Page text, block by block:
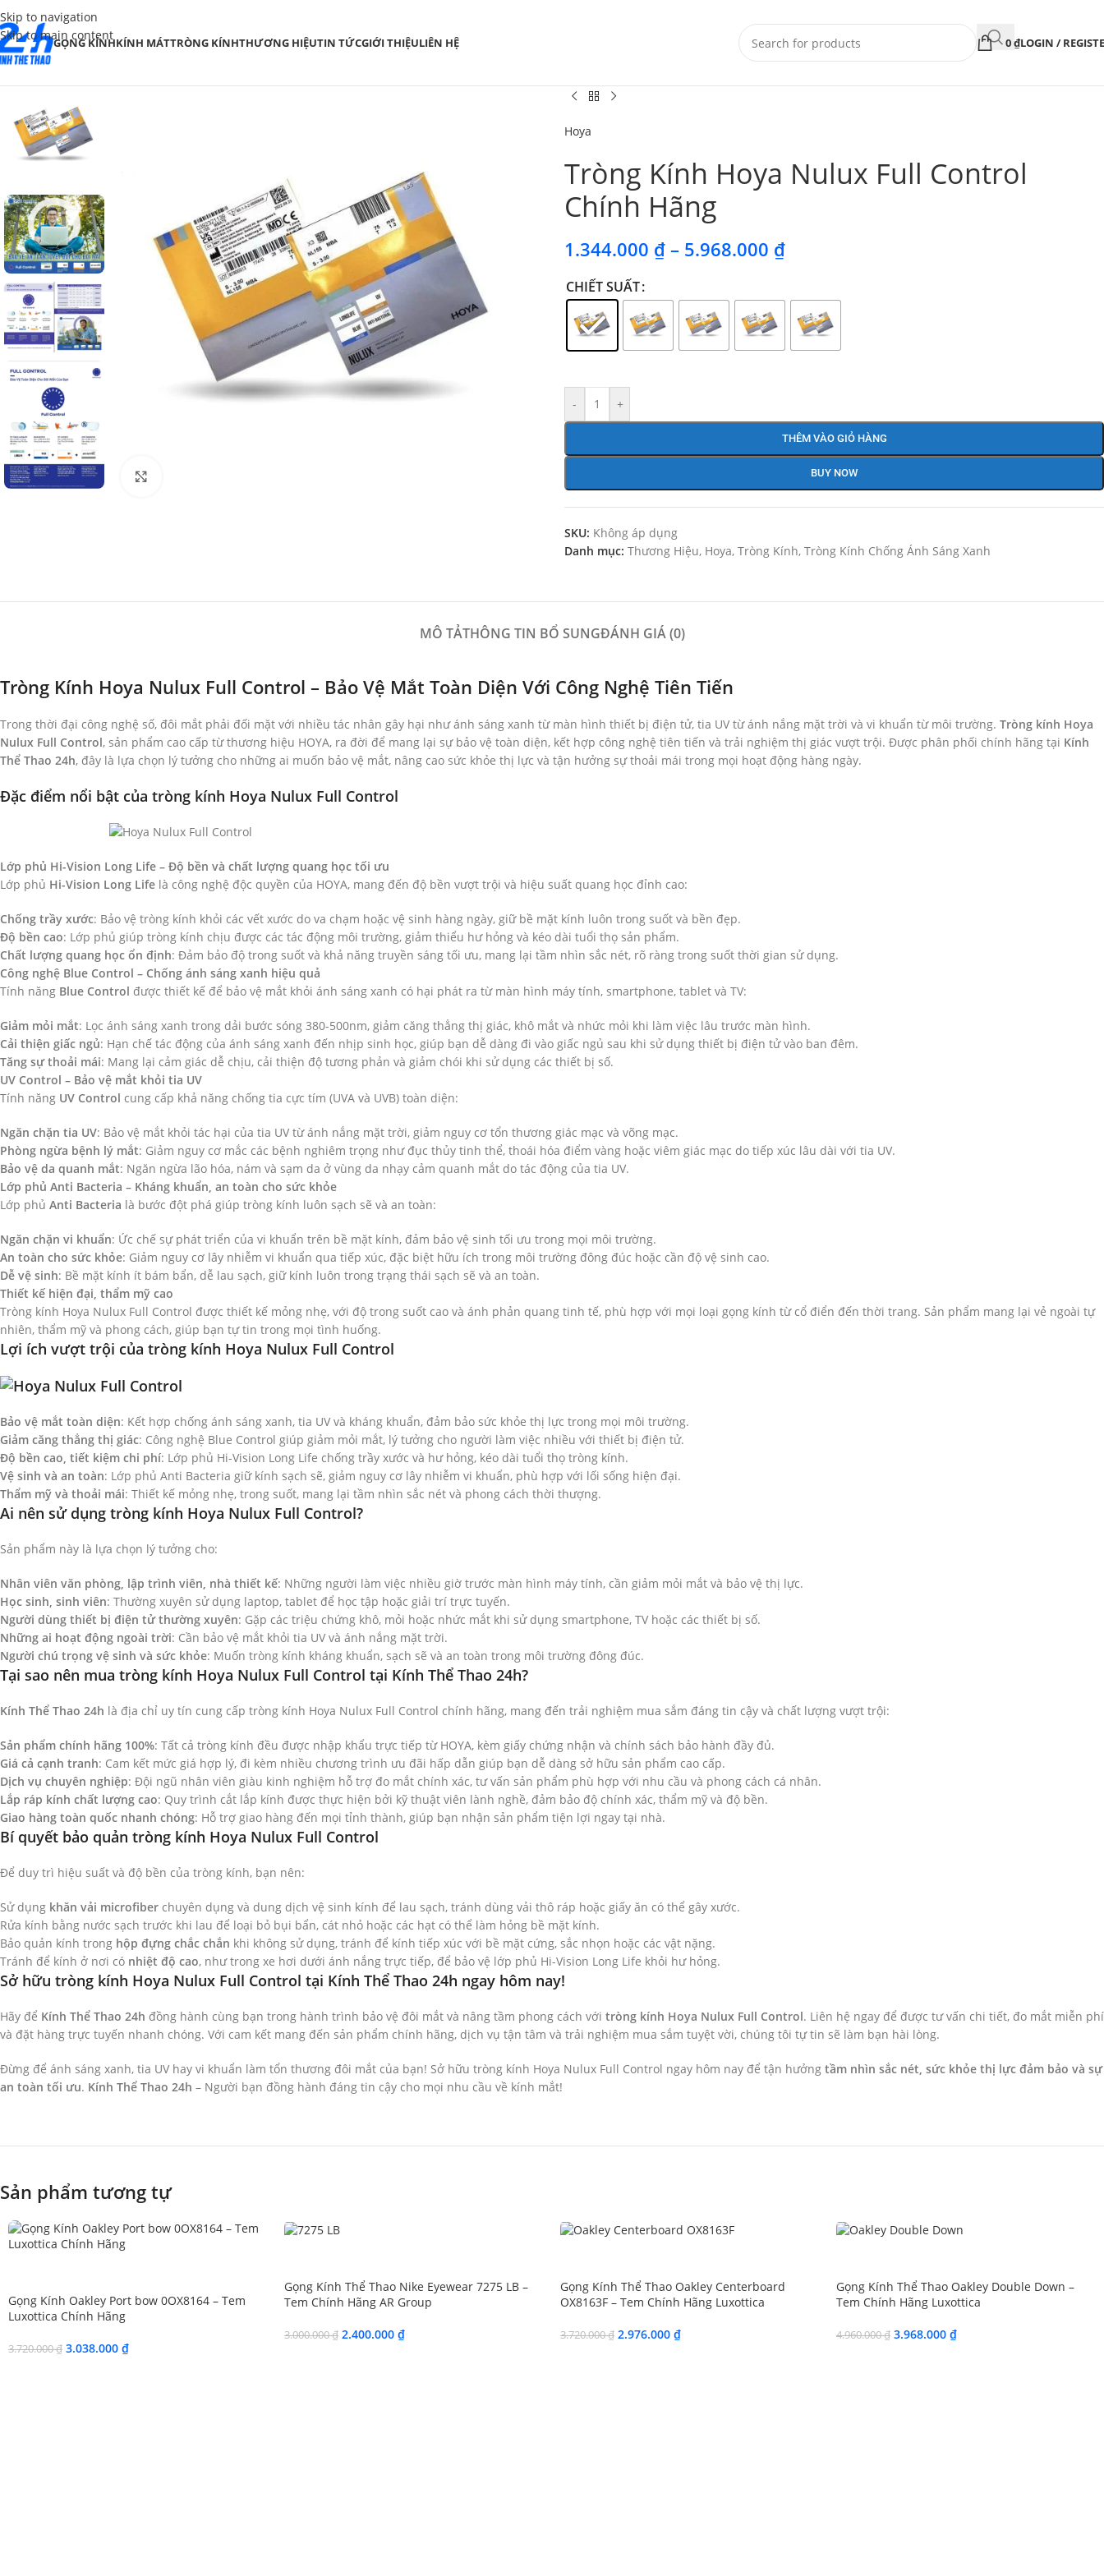
Skip to navigation
Skip to main content
GỌNG KÍNHKÍNH MÁTTRÒNG KÍNHTHƯƠNG HIỆUTIN TỨCGIỚI THIỆULIÊN HỆ 0₫LOGIN /
Hoya
Tròng Kính Hoya Nulux Full Control
Chính Hãng
1.344.000 ₫ – 5.968.000 ₫
CHIẾT SUẤT
- +
THÊM VÀO GIỎ HÀNG
BUY NOW
SKU: Không áp dụng
Danh mục: Thương Hiệu, Hoya, Tròng Kính, Tròng Kính Chống Ánh Sáng Xanh
MÔ TẢTHÔNG TIN BỔ SUNGĐÁNH GIÁ (0)
Tròng Kính Hoya Nulux Full Control – Bảo Vệ Mắt Toàn Diện Với Công Nghệ Tiên Tiến
Trong thời đại công nghệ số, đôi mắt phải đối mặt với nhiều tác nhân gây hại như ánh sáng xanh từ màn hình thiết bị điện tử, tia UV từ ánh nắng mặt trời và vi khuẩn từ môi trường. Tròng kính Hoya
Nulux Full Control, sản phẩm cao cấp từ thương hiệu HOYA, ra đời để mang lại sự bảo vệ toàn diện, kết hợp công nghệ tiên tiến và trải nghiệm thị giác vượt trội. Được phân phối chính hãng tại Kính
Thể Thao 24h, đây là lựa chọn lý tưởng cho những ai muốn bảo vệ mắt, nâng cao sức khỏe thị lực và tận hưởng sự thoải mái trong mọi hoạt động hàng ngày.
Đặc điểm nổi bật của tròng kính Hoya Nulux Full Control
Lớp phủ Hi-Vision Long Life – Độ bền và chất lượng quang học tối ưu
Lớp phủ Hi-Vision Long Life là công nghệ độc quyền của HOYA, mang đến độ bền vượt trội và hiệu suất quang học đỉnh cao:
Chống trầy xước: Bảo vệ tròng kính khỏi các vết xước do va chạm hoặc vệ sinh hàng ngày, giữ bề mặt kính luôn trong suốt và bền đẹp.
Độ bền cao: Lớp phủ giúp tròng kính chịu được các tác động môi trường, giảm thiểu hư hỏng và kéo dài tuổi thọ sản phẩm.
Chất lượng quang học ổn định: Đảm bảo độ trong suốt và khả năng truyền sáng tối ưu, mang lại tầm nhìn sắc nét, rõ ràng trong suốt thời gian sử dụng.
Công nghệ Blue Control – Chống ánh sáng xanh hiệu quả
Tính năng Blue Control được thiết kế để bảo vệ mắt khỏi ánh sáng xanh có hại phát ra từ màn hình máy tính, smartphone, tablet và TV:
Giảm mỏi mắt: Lọc ánh sáng xanh trong dải bước sóng 380-500nm, giảm căng thẳng thị giác, khô mắt và nhức mỏi khi làm việc lâu trước màn hình.
Cải thiện giấc ngủ: Hạn chế tác động của ánh sáng xanh đến nhịp sinh học, giúp bạn dễ dàng đi vào giấc ngủ sau khi sử dụng thiết bị điện tử vào ban đêm.
Tăng sự thoải mái: Mang lại cảm giác dễ chịu, cải thiện độ tương phản và giảm chói khi sử dụng các thiết bị số.
UV Control – Bảo vệ mắt khỏi tia UV
Tính năng UV Control cung cấp khả năng chống tia cực tím (UVA và UVB) toàn diện:
Ngăn chặn tia UV: Bảo vệ mắt khỏi tác hại của tia UV từ ánh nắng mặt trời, giảm nguy cơ tổn thương giác mạc và võng mạc.
Phòng ngừa bệnh lý mắt: Giảm nguy cơ mắc các bệnh nghiêm trọng như đục thủy tinh thể, thoái hóa điểm vàng hoặc viêm giác mạc do tiếp xúc lâu dài với tia UV.
Bảo vệ da quanh mắt: Ngăn ngừa lão hóa, nám và sạm da ở vùng da nhạy cảm quanh mắt do tác động của tia UV.
Lớp phủ Anti Bacteria – Kháng khuẩn, an toàn cho sức khỏe
Lớp phủ Anti Bacteria là bước đột phá giúp tròng kính luôn sạch sẽ và an toàn:
Ngăn chặn vi khuẩn: Ức chế sự phát triển của vi khuẩn trên bề mặt kính, đảm bảo vệ sinh tối ưu trong mọi môi trường.
An toàn cho sức khỏe: Giảm nguy cơ lây nhiễm vi khuẩn qua tiếp xúc, đặc biệt hữu ích trong môi trường đông đúc hoặc cần độ vệ sinh cao.
Dễ vệ sinh: Bề mặt kính ít bám bẩn, dễ lau sạch, giữ kính luôn trong trạng thái sạch sẽ và an toàn.
Thiết kế hiện đại, thẩm mỹ cao
Tròng kính Hoya Nulux Full Control được thiết kế mỏng nhẹ, với độ trong suốt cao và ánh phản quang tinh tế, phù hợp với mọi loại gọng kính từ cổ điển đến thời trang. Sản phẩm mang lại vẻ ngoài tự
nhiên, thẩm mỹ và phong cách, giúp bạn tự tin trong mọi tình huống.
Lợi ích vượt trội của tròng kính Hoya Nulux Full Control
Bảo vệ mắt toàn diện: Kết hợp chống ánh sáng xanh, tia UV và kháng khuẩn, đảm bảo sức khỏe thị lực trong mọi môi trường.
Giảm căng thẳng thị giác: Công nghệ Blue Control giúp giảm mỏi mắt, lý tưởng cho người làm việc nhiều với thiết bị điện tử.
Độ bền cao, tiết kiệm chi phí: Lớp phủ Hi-Vision Long Life chống trầy xước và hư hỏng, kéo dài tuổi thọ tròng kính.
Vệ sinh và an toàn: Lớp phủ Anti Bacteria giữ kính sạch sẽ, giảm nguy cơ lây nhiễm vi khuẩn, phù hợp với lối sống hiện đại.
Thẩm mỹ và thoải mái: Thiết kế mỏng nhẹ, trong suốt, mang lại tầm nhìn sắc nét và phong cách thời thượng.
Ai nên sử dụng tròng kính Hoya Nulux Full Control?
Sản phẩm này là lựa chọn lý tưởng cho:
Nhân viên văn phòng, lập trình viên, nhà thiết kế: Những người làm việc nhiều giờ trước màn hình máy tính, cần giảm mỏi mắt và bảo vệ thị lực.
Học sinh, sinh viên: Thường xuyên sử dụng laptop, tablet để học tập hoặc giải trí trực tuyến.
Người dùng thiết bị điện tử thường xuyên: Gặp các triệu chứng khô, mỏi hoặc nhức mắt khi sử dụng smartphone, TV hoặc các thiết bị số.
Những ai hoạt động ngoài trời: Cần bảo vệ mắt khỏi tia UV và ánh nắng mặt trời.
Người chú trọng vệ sinh và sức khỏe: Muốn tròng kính kháng khuẩn, sạch sẽ và an toàn trong môi trường đông đúc.
Tại sao nên mua tròng kính Hoya Nulux Full Control tại Kính Thể Thao 24h?
Kính Thể Thao 24h là địa chỉ uy tín cung cấp tròng kính Hoya Nulux Full Control chính hãng, mang đến trải nghiệm mua sắm đáng tin cậy và chất lượng vượt trội:
Sản phẩm chính hãng 100%: Tất cả tròng kính đều được nhập khẩu trực tiếp từ HOYA, kèm giấy chứng nhận và chính sách bảo hành đầy đủ.
Giá cả cạnh tranh: Cam kết mức giá hợp lý, đi kèm nhiều chương trình ưu đãi hấp dẫn giúp bạn dễ dàng sở hữu sản phẩm cao cấp.
Dịch vụ chuyên nghiệp: Đội ngũ nhân viên giàu kinh nghiệm hỗ trợ đo mắt chính xác, tư vấn sản phẩm phù hợp với nhu cầu và phong cách cá nhân.
Lắp ráp kính chất lượng cao: Quy trình cắt lắp kính được thực hiện bởi kỹ thuật viên lành nghề, đảm bảo độ chính xác, thẩm mỹ và độ bền.
Giao hàng toàn quốc nhanh chóng: Hỗ trợ giao hàng đến mọi tỉnh thành, giúp bạn nhận sản phẩm tiện lợi ngay tại nhà.
Bí quyết bảo quản tròng kính Hoya Nulux Full Control
Để duy trì hiệu suất và độ bền của tròng kính, bạn nên:
Sử dụng khăn vải microfiber chuyên dụng và dung dịch vệ sinh kính để lau sạch, tránh dùng vải thô ráp hoặc giấy ăn có thể gây xước.
Rửa kính bằng nước sạch trước khi lau để loại bỏ bụi bẩn, cát nhỏ hoặc các hạt có thể làm hỏng bề mặt kính.
Bảo quản kính trong hộp đựng chắc chắn khi không sử dụng, tránh để kính tiếp xúc với bề mặt cứng, sắc nhọn hoặc các vật nặng.
Tránh để kính ở nơi có nhiệt độ cao, như trong xe hơi dưới ánh nắng trực tiếp, để bảo vệ lớp phủ Hi-Vision Long Life khỏi hư hỏng.
Sở hữu tròng kính Hoya Nulux Full Control tại Kính Thể Thao 24h ngay hôm nay!
Hãy để Kính Thể Thao 24h đồng hành cùng bạn trong hành trình bảo vệ đôi mắt và nâng tầm phong cách với tròng kính Hoya Nulux Full Control. Liên hệ ngay để được tư vấn chi tiết, đo mắt miễn phí
và đặt hàng trực tuyến nhanh chóng. Với cam kết mang đến sản phẩm chính hãng, dịch vụ tận tâm và trải nghiệm mua sắm tuyệt vời, chúng tôi tự tin sẽ làm bạn hài lòng.
Đừng để ánh sáng xanh, tia UV hay vi khuẩn làm tổn thương đôi mắt của bạn! Sở hữu tròng kính Hoya Nulux Full Control ngay hôm nay để tận hưởng tầm nhìn sắc nét, sức khỏe thị lực đảm bảo và sự
an toàn tối ưu. Kính Thể Thao 24h – Người bạn đồng hành đáng tin cậy cho mọi nhu cầu về kính mắt!
Sản phẩm tương tự
Gọng Kính Oakley Port bow 0OX8164 – Tem
Luxottica Chính Hãng
3.720.000₫ 3.038.000 ₫
Gọng Kính Thể Thao Nike Eyewear 7275 LB –
Tem Chính Hãng AR Group
3.000.000₫ 2.400.000 ₫
Gọng Kính Thể Thao Oakley Centerboard
OX8163F – Tem Chính Hãng Luxottica
3.720.000₫ 2.976.000 ₫
Gọng Kính Thể Thao Oakley Double Down –
Tem Chính Hãng Luxottica
4.960.000₫ 3.968.000 ₫